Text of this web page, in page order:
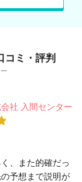
コミ・評判
社 入間センター
、また的確だっ
予想まで説明が